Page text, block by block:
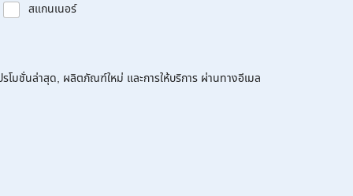
สแกนเนอร์
โมชั่นล่าสุด, ผลิตภัณฑ์ใหม่ และการให้บริการ ผ่านทางอีเมล